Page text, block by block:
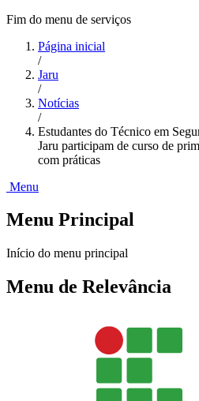
Fim do menu de serviços
Página inicial
/
Jaru
/
Notícias
/
Estudantes do Técnico em
Jaru participam de curso de
com práticas
Menu
Menu Principal
Início do menu principal
Menu de Relevância